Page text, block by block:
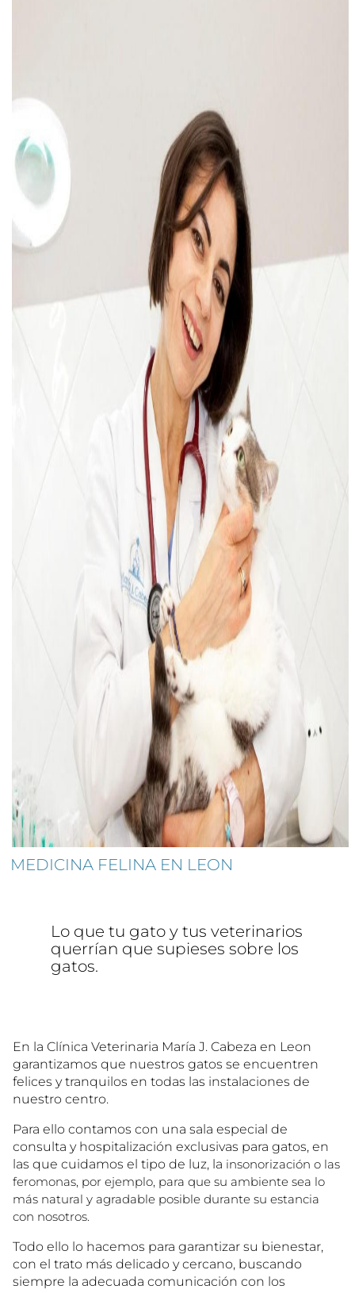
MEDICINA FELINA EN LEON
Lo que tu gato y tus veterinarios
querrían que supieses sobre los
gatos.
En la Clínica Veterinaria María J. Cabeza en Leon
garantizamos que nuestros gatos se encuentren
felices y tranquilos en todas las instalaciones de
nuestro centro.
Para ello contamos con una sala especial de
consulta y hospitalización exclusivas para gatos, en
las que cuidamos el tipo de luz, la insonorización o las
feromonas, por ejemplo, para que su ambiente sea lo
más natural y agradable posible durante su estancia
con nosotros.
Todo ello lo hacemos para garantizar su bienestar,
con el trato más delicado y cercano, buscando
siempre la adecuada comunicación con los